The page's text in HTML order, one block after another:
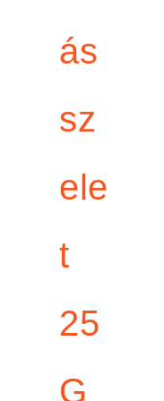
ás
sz
ele
t
25
G